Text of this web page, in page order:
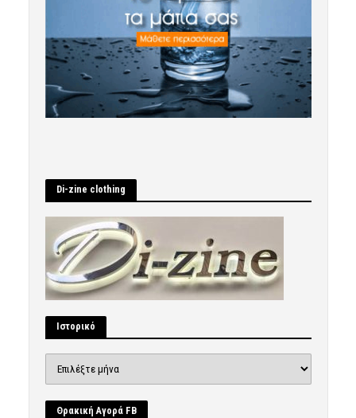
Di-zine clothing
Ιστορικό
Θρακική Αγορά FB